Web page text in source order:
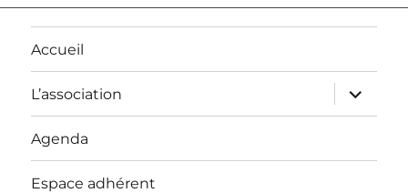
Accueil
L’association
ouvrir
le
sous-
Agenda
Espace adhérent